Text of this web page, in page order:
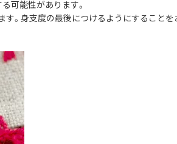
可能性があります。
。身支度の最後につけるようにすることを